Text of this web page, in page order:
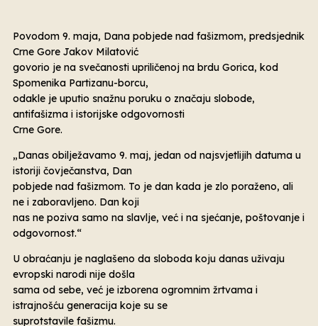
Povodom 9. maja, Dana pobjede nad fašizmom, predsjednik
Crne Gore Jakov Milatović
govorio je na svečanosti upriličenoj na brdu Gorica, kod
Spomenika Partizanu-borcu,
odakle je uputio snažnu poruku o značaju slobode,
antifašizma i istorijske odgovornosti
Crne Gore.
„Danas obilježavamo 9. maj, jedan od najsvjetlijih datuma u
istoriji čovječanstva, Dan
pobjede nad fašizmom. To je dan kada je zlo poraženo, ali
ne i zaboravljeno. Dan koji
nas ne poziva samo na slavlje, već i na sjećanje, poštovanje i
odgovornost.“
U obraćanju je naglašeno da sloboda koju danas uživaju
evropski narodi nije došla
sama od sebe, već je izborena ogromnim žrtvama i
istrajnošću generacija koje su se
suprotstavile fašizmu.